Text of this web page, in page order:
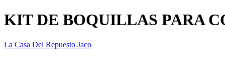
KIT DE BOQUILLAS PARA
La Casa Del Repuesto Jaco